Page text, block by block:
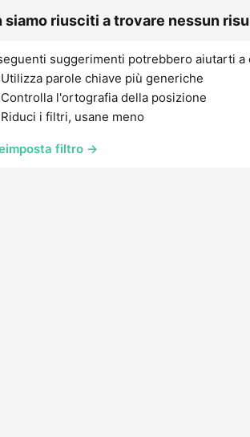
siamo riusciti a trovare nessun
suggerimenti potrebbero aiutarti
Utilizza parole chiave più generiche
Controlla l'ortografia della posizione
Riduci i filtri, usane meno
filtro →